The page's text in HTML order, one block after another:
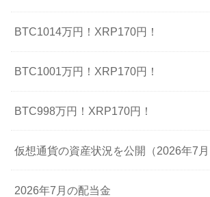
BTC1014万円！XRP170円！
BTC1001万円！XRP170円！
BTC998万円！XRP170円！
仮想通貨の資産状況を公開（2026年7月
2026年7月の配当金